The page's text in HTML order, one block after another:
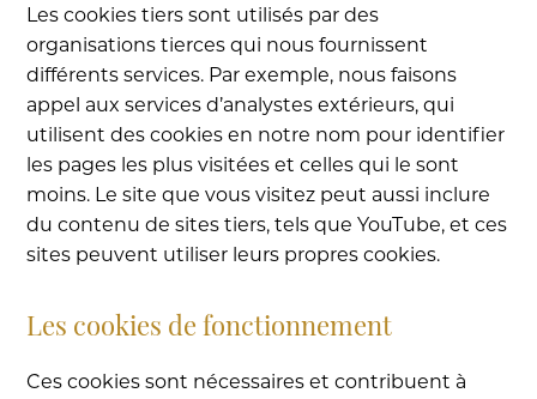
Les cookies tiers sont utilisés par des
organisations tierces qui nous fournissent
différents services. Par exemple, nous faisons
appel aux services d’analystes extérieurs, qui
utilisent des cookies en notre nom pour identifier
les pages les plus visitées et celles qui le sont
moins. Le site que vous visitez peut aussi inclure
du contenu de sites tiers, tels que YouTube, et ces
sites peuvent utiliser leurs propres cookies.
Les cookies de fonctionnement
Ces cookies sont nécessaires et contribuent à